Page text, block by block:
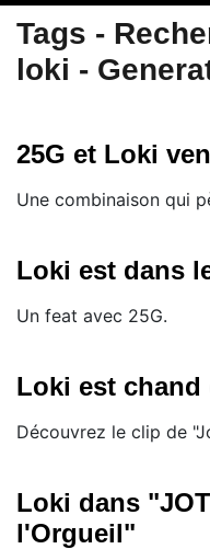
Tags -
loki -
25G et Loki
Une combinaison qui
Loki est dans
Un feat avec 25G.
Loki est
Découvrez le clip de
Loki dans
l'Orgueil"